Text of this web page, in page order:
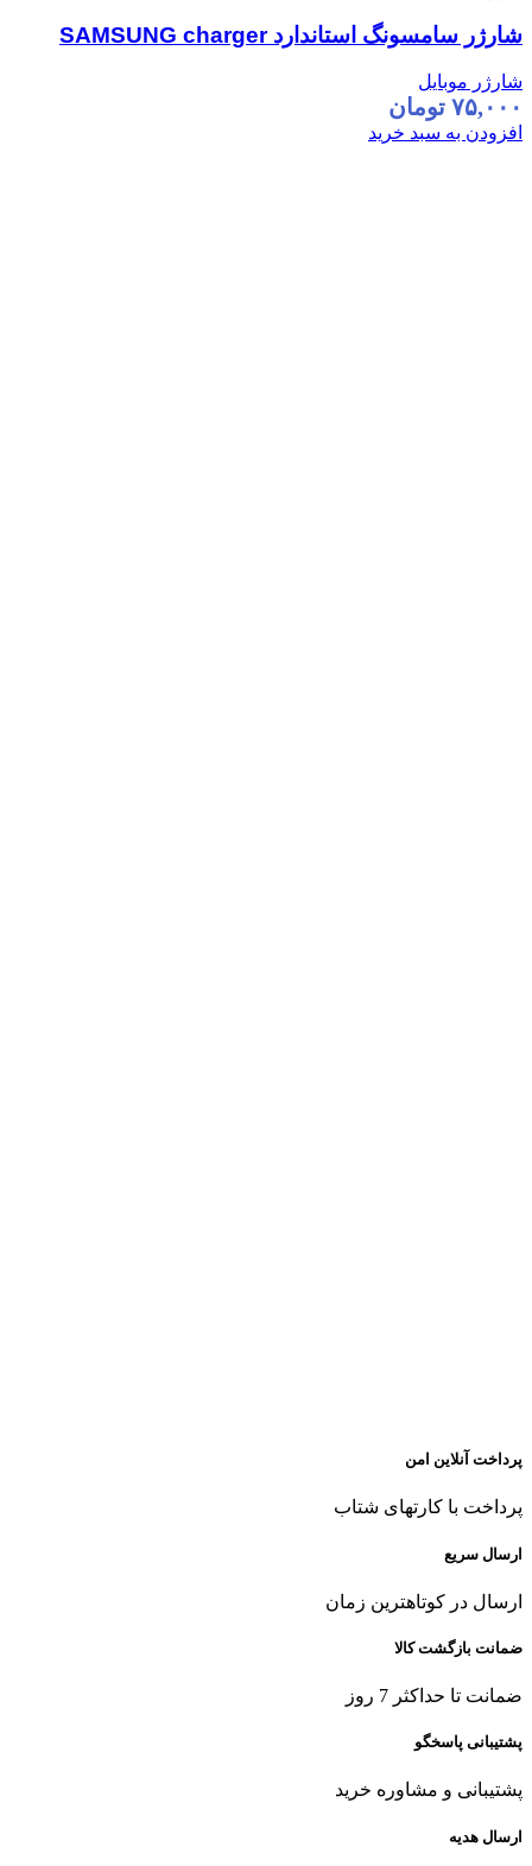
شارژر سامسونگ استاندارد SAMSUNG charger
شارژر موبایل
۷۵,۰۰۰ تومان
افزودن به سبد خرید
پرداخت آنلاین امن
پرداخت با کارتهای شتاب
ارسال سریع
ارسال در کوتاهترین زمان
ضمانت بازگشت کالا
ضمانت تا حداکثر 7 روز
پشتیبانی پاسخگو
پشتیبانی و مشاوره خرید
ارسال هدیه